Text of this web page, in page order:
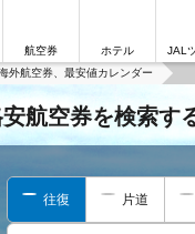
航空券 ホテル JAL
外航空券、最安値カレンダー
航空券を検索す
往復 片道